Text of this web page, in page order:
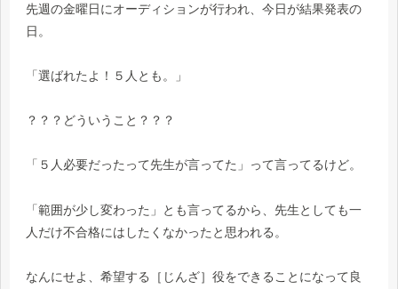
先週の金曜日にオーディションが行われ、今日が結果発表の
日。
「選ばれたよ！５人とも。」
？？？どういうこと？？？
「５人必要だったって先生が言ってた」って言ってるけど。
「範囲が少し変わった」とも言ってるから、先生としても一
人だけ不合格にはしたくなかったと思われる。
なんにせよ、希望する［じんざ］役をできることになって良